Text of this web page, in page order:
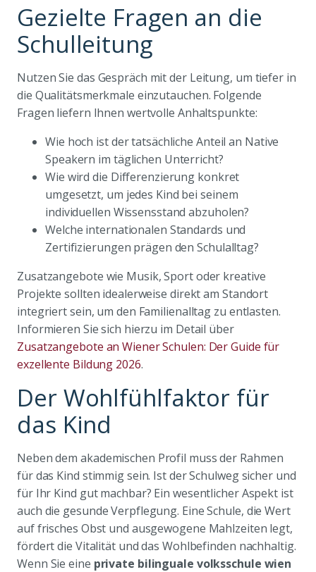
Gezielte Fragen an die
Schulleitung
Nutzen Sie das Gespräch mit der Leitung, um tiefer in
die Qualitätsmerkmale einzutauchen. Folgende
Fragen liefern Ihnen wertvolle Anhaltspunkte:
Wie hoch ist der tatsächliche Anteil an Native
Speakern im täglichen Unterricht?
Wie wird die Differenzierung konkret
umgesetzt, um jedes Kind bei seinem
individuellen Wissensstand abzuholen?
Welche internationalen Standards und
Zertifizierungen prägen den Schulalltag?
Zusatzangebote wie Musik, Sport oder kreative
Projekte sollten idealerweise direkt am Standort
integriert sein, um den Familienalltag zu entlasten.
Informieren Sie sich hierzu im Detail über
Zusatzangebote an Wiener Schulen: Der Guide für
exzellente Bildung 2026.
Der Wohlfühlfaktor für
das Kind
Neben dem akademischen Profil muss der Rahmen
für das Kind stimmig sein. Ist der Schulweg sicher und
für Ihr Kind gut machbar? Ein wesentlicher Aspekt ist
auch die gesunde Verpflegung. Eine Schule, die Wert
auf frisches Obst und ausgewogene Mahlzeiten legt,
fördert die Vitalität und das Wohlbefinden nachhaltig.
Wenn Sie eine private bilinguale volksschule wien